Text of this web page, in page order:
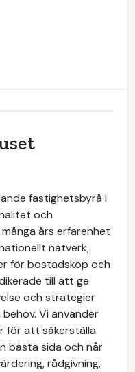
fastighetsbyrå i
och
års erfarenhet
nätverk,
för bostadsköp och
till att ge
och strategier
Vi använder
för att säkerställa
bästa sida och når
rådgivning,